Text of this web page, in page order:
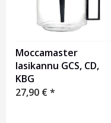
Moccamaster
lasikannu GCS, CD,
KBG
27,90 €*